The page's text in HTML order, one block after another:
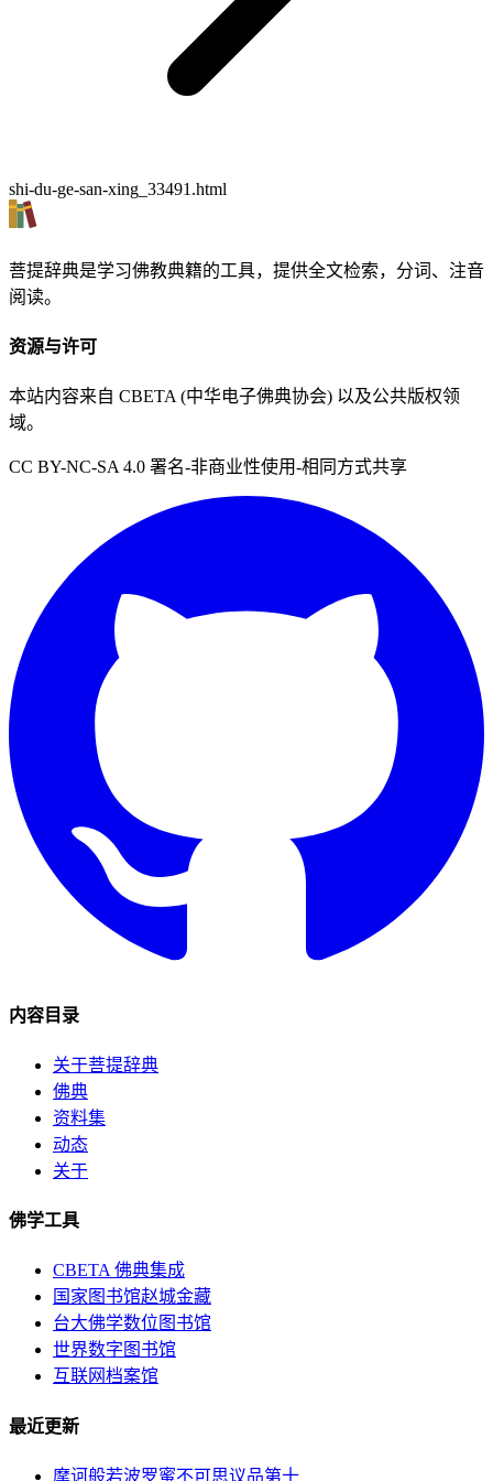
shi-du-ge-san-xing_33491.html
菩提辞典是学习佛教典籍的工具，提供全文检索，分词、注音
阅读。
资源与许可
本站内容来自 CBETA (中华电子佛典协会) 以及公共版权领
域。
CC BY-NC-SA 4.0 署名-非商业性使用-相同方式共享
内容目录
关于菩提辞典
佛典
资料集
动态
关于
佛学工具
CBETA 佛典集成
国家图书馆赵城金藏
台大佛学数位图书馆
世界数字图书馆
互联网档案馆
最近更新
摩诃般若波罗蜜不可思议品第十